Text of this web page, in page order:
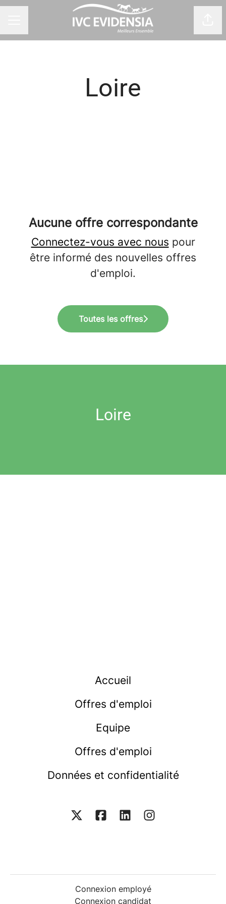
Loire
Aucune offre correspondante
Connectez-vous avec nous pour
être informé des nouvelles offres
d'emploi.
Toutes les offres
Loire
Accueil
Offres d'emploi
Equipe
Offres d'emploi
Données et confidentialité
Connexion employé
Connexion candidat